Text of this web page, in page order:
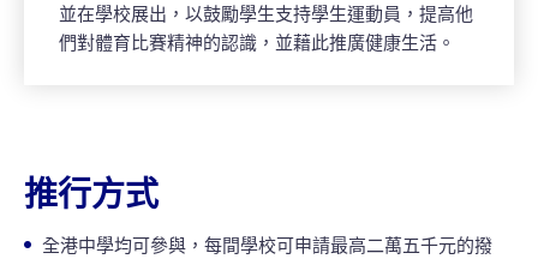
並在學校展出，以鼓勵學生支持學生運動員，提高他
們對體育比賽精神的認識，並藉此推廣健康生活。
推行方式
全港中學均可參與，每間學校可申請最高二萬五千元的撥